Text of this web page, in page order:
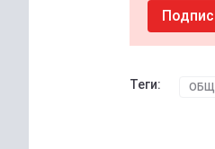
Теги: